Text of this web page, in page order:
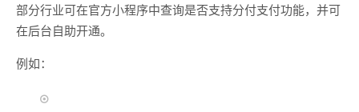
部分行业可在官方小程序中查询是否支持分付支付功能，并可
在后台自助开通。
例如：